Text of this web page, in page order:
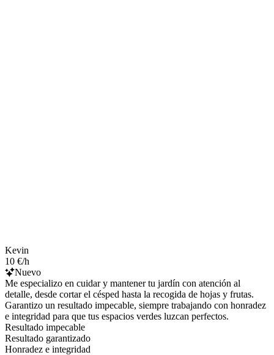
Kevin
10 €/h
Nuevo
Me especializo en cuidar y mantener tu jardín con atención al
detalle, desde cortar el césped hasta la recogida de hojas y frutas.
Garantizo un resultado impecable, siempre trabajando con honradez
e integridad para que tus espacios verdes luzcan perfectos.
Resultado impecable
Resultado garantizado
Honradez e integridad